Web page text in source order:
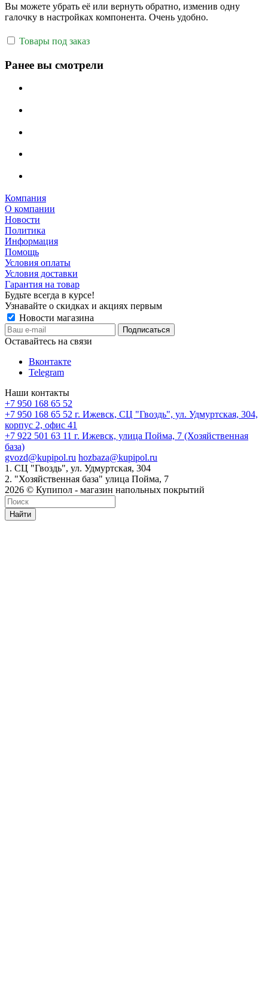
Вы можете убрать её или вернуть обратно, изменив одну
галочку в настройках компонента. Очень удобно.
Товары под заказ
Ранее вы смотрели
Компания
О компании
Новости
Политика
Информация
Помощь
Условия оплаты
Условия доставки
Гарантия на товар
Будьте всегда в курсе!
Узнавайте о скидках и акциях первым
Новости магазина
Оставайтесь на связи
Вконтакте
Telegram
Наши контакты
+7 950 168 65 52
+7 950 168 65 52 г. Ижевск, СЦ "Гвоздь", ул. Удмуртская, 304,
корпус 2, офис 41
+7 922 501 63 11 г. Ижевск, улица Пойма, 7 (Хозяйственная
база)
gvozd@kupipol.ru hozbaza@kupipol.ru
1. СЦ "Гвоздь", ул. Удмуртская, 304
2. "Хозяйственная база" улица Пойма, 7
2026 © Купипол - магазин напольных покрытий
Найти